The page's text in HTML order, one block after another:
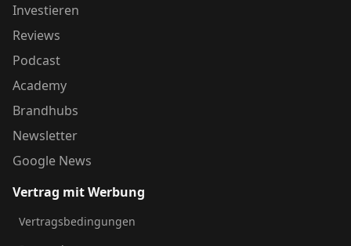
Investieren
Reviews
Podcast
Academy
Brandhubs
Newsletter
Google News
Vertrag mit Werbung
Vertragsbedingungen